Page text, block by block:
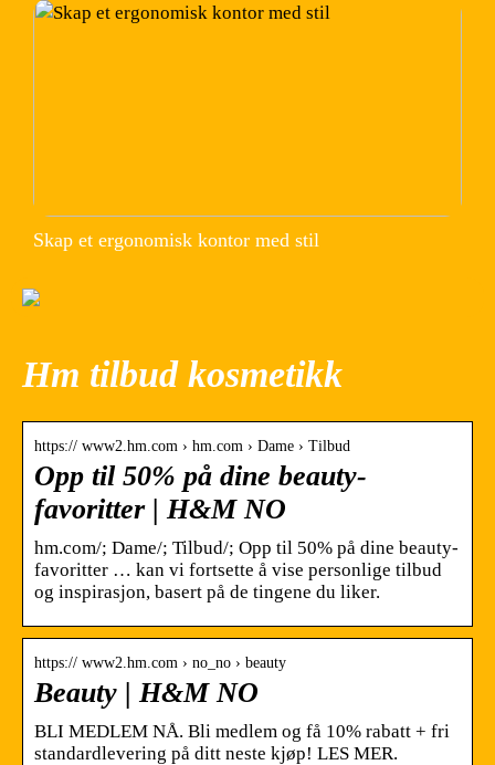
Skap et ergonomisk kontor med stil
Hm tilbud kosmetikk
https:// www2.hm.com › hm.com › Dame › Tilbud
Opp til 50% på dine beauty-
favoritter | H&M NO
hm.com/; Dame/; Tilbud/; Opp til 50% på dine beauty-
favoritter … kan vi fortsette å vise personlige tilbud
og inspirasjon, basert på de tingene du liker.
https:// www2.hm.com › no_no › beauty
Beauty | H&M NO
BLI MEDLEM NÅ. Bli medlem og få 10% rabatt + fri
standardlevering på ditt neste kjøp! LES MER.